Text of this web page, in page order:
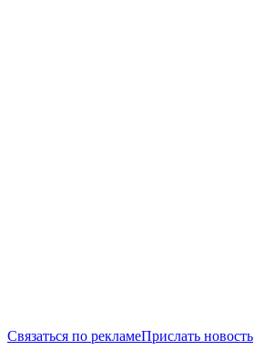
Связаться по рекламеПрислать новость